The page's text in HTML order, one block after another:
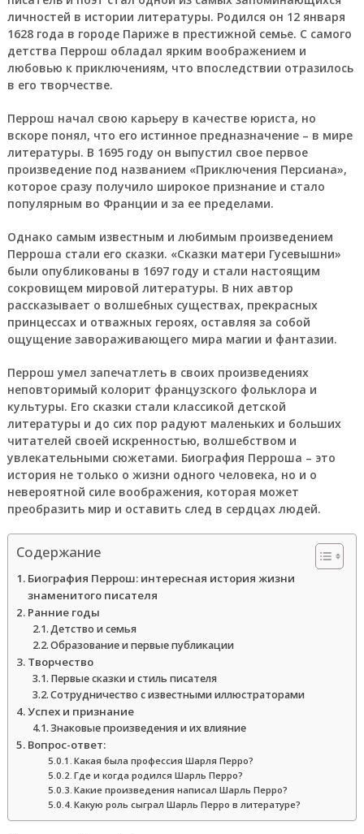
личностей в истории литературы. Родился он 12 января
1628 года в городе Париже в престижной семье. С самого
детства Перрош обладал ярким воображением и
любовью к приключениям, что впоследствии отразилось
в его творчестве.
Перрош начал свою карьеру в качестве юриста, но
вскоре понял, что его истинное предназначение – в мире
литературы. В 1695 году он выпустил свое первое
произведение под названием «Приключения Персиана»,
которое сразу получило широкое признание и стало
популярным во Франции и за ее пределами.
Однако самым известным и любимым произведением
Перроша стали его сказки. «Сказки матери Гусевышни»
были опубликованы в 1697 году и стали настоящим
сокровищем мировой литературы. В них автор
рассказывает о волшебных существах, прекрасных
принцессах и отважных героях, оставляя за собой
ощущение завораживающего мира магии и фантазии.
Перрош умел запечатлеть в своих произведениях
неповторимый колорит французского фольклора и
культуры. Его сказки стали классикой детской
литературы и до сих пор радуют маленьких и больших
читателей своей искренностью, волшебством и
увлекательными сюжетами. Биография Перроша – это
история не только о жизни одного человека, но и о
невероятной силе воображения, которая может
преобразить мир и оставить след в сердцах людей.
Содержание
Биография Перрош: интересная история жизни
знаменитого писателя
Ранние годы
Детство и семья
Образование и первые публикации
Творчество
Первые сказки и стиль писателя
Сотрудничество с известными иллюстраторами
Успех и признание
Знаковые произведения и их влияние
Вопрос-ответ:
Какая была профессия Шарля Перро?
Где и когда родился Шарль Перро?
Какие произведения написал Шарль Перро?
Какую роль сыграл Шарль Перро в литературе?